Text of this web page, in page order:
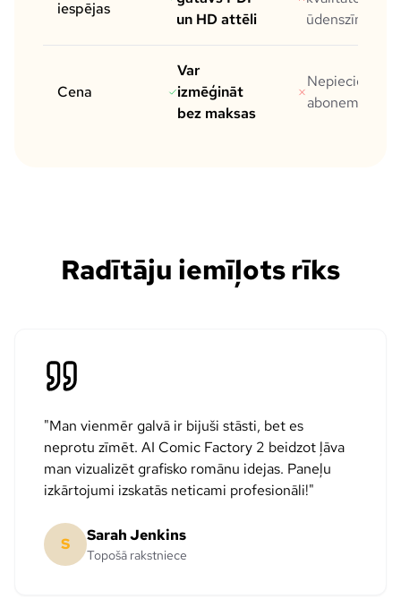
iespējas
un HD attēli
ūdenszīmi
Cena
Var
izmēģināt
bez maksas
Nepieciešams
abonements
Radītāju iemīļots rīks
"Man vienmēr galvā ir bijuši stāsti, bet es
neprotu zīmēt. AI Comic Factory 2 beidzot ļāva
man vizualizēt grafisko romānu idejas. Paneļu
izkārtojumi izskatās neticami profesionāli!"
S Sarah Jenkins
Topošā rakstniece